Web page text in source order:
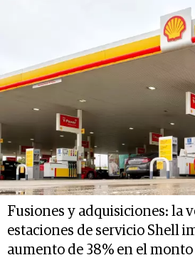
Fusiones y adquisiciones: la
estaciones de servicio Shell
aumento de 38% en el